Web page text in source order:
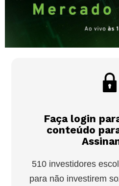
Faça login
conteúdo
510 investidores
para não investirem